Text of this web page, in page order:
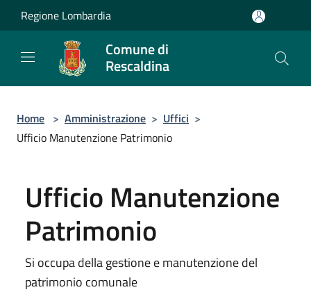
Salta al contenuto principale
Regione Lombardia
Comune di
Rescaldina
Home > Amministrazione > Uffici >
Ufficio Manutenzione Patrimonio
Ufficio Manutenzione
Patrimonio
Si occupa della gestione e manutenzione del
patrimonio comunale